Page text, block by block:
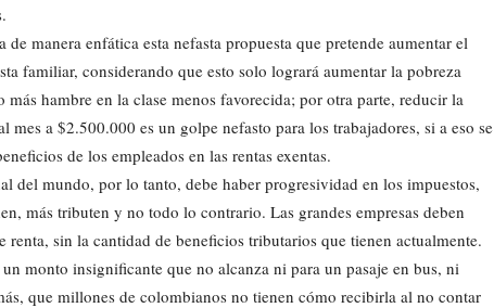
manera enfática esta nefasta propuesta que pretende aumentar el
familiar, considerando que esto solo logrará aumentar la pobreza
hambre en la clase menos favorecida; por otra parte, reducir la
mes a $2.500.000 es un golpe nefasto para los trabajadores, si a eso se
de los empleados en las rentas exentas.
del mundo, por lo tanto, debe haber progresividad en los impuestos,
más tributen y no todo lo contrario. Las grandes empresas deben
renta, sin la cantidad de beneficios tributarios que tienen actualmente.
monto insignificante que no alcanza ni para un pasaje en bus, ni
que millones de colombianos no tienen cómo recibirla al no contar